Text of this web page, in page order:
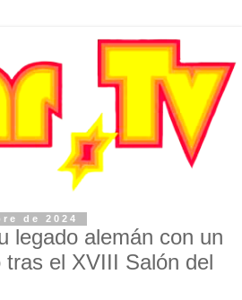
de 2024
legado alemán con un
tras el XVIII Salón del